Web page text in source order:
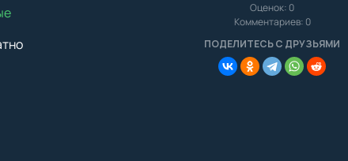
устройство с Android, стоит
указываем минимальные
Оценок: 0
Комментариев: 0